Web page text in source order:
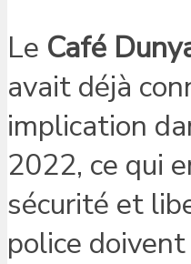
Le Café
avait déjà
implication
2022, ce qui
sécurité et
police